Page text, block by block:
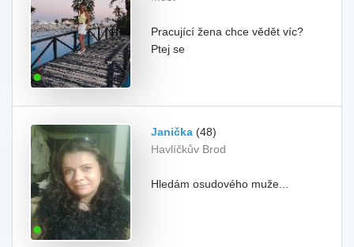
Pracující žena chce vědět víc?
Ptej se
Janička (48)
Havlíčkův Brod
Hledám osudového muže...